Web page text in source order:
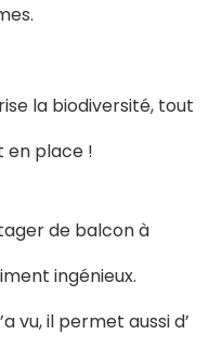
la biodiversité, tout
en place !
de balcon à
ingénieux.
vu, il permet aussi d’